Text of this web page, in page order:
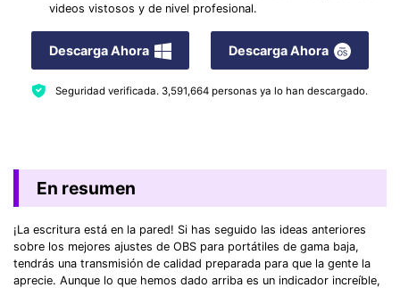
videos vistosos y de nivel profesional.󠀲󠀧󠀨󠀦󠀤󠀧󠀩󠀣󠀳
Descarga Ahora Descarga Ahora
Seguridad verificada. 3,591,664personas ya lo han descargado.
En resumen
¡La escritura está en la pared!󠀲󠀧󠀨󠀦󠀤󠀧󠀩󠀦󠀳󠀰 Si has seguido las ideas anteriores
sobre los mejores ajustes de OBS para portátiles de gama baja,
tendrás una transmisión de calidad preparada para que la gente la
aprecie.󠀲󠀧󠀨󠀦󠀤󠀧󠀩󠀧󠀳󠀰 Aunque lo que hemos dado arriba es un indicador increíble,